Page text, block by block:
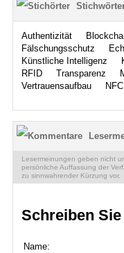
Authentizität
Fälschungsschutz
Künstliche Intelligenz
RFID
Transparenz
Vertrauensaufbau
NFC
Lesermeinungen geben nicht
persönliche Auffassung der
zu sinnwahrender Kürzung vor.
Schreiben
Name: